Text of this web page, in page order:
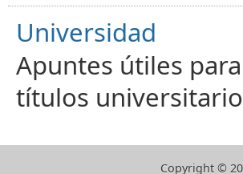
Universidad
Apuntes útiles
títulos
Copyright ©